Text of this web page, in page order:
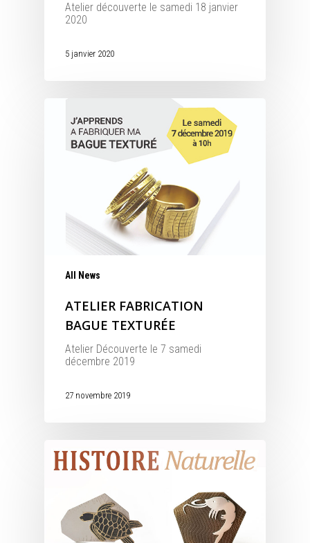
Atelier découverte le samedi 18 janvier
2020
5 janvier 2020
All News
ATELIER FABRICATION
BAGUE TEXTURÉE
Atelier Découverte le 7 samedi
décembre 2019
27 novembre 2019